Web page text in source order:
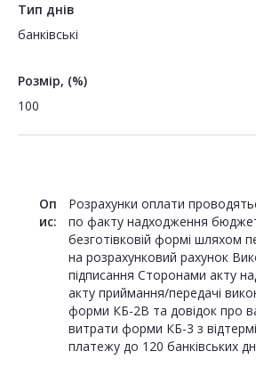
Тип днів
банківські
Розмір, (%)
100
Оп
ис:
Розрахунки оплати
по факту надходження
безготівковій формі шляхом
на розрахунковий рахунок
підписання Сторонами акту
акту приймання/передачі
форми КБ-2В та довідок про
витрати форми КБ-3 з
платежу до 120 банківських